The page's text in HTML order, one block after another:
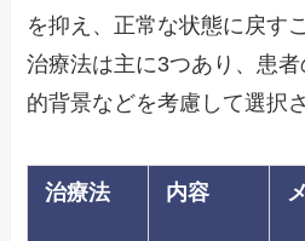
を抑え、正常な状態に戻す
治療法は主に3つあり、患
的背景などを考慮して選択
治療法 内容